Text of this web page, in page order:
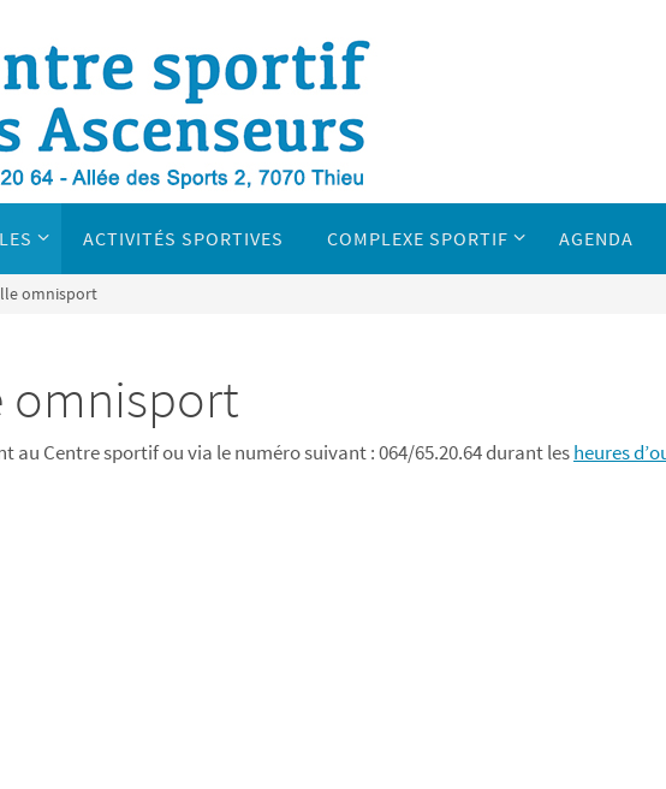
ACTIVITÉS SPORTIVES COMPLEXE SPORTIF AGENDA
omnisport
omnisport
au Centre sportif ou via le numéro suivant : 064/65.20.64 durant lesheures